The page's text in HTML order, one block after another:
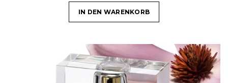
IN DEN WARENKORB